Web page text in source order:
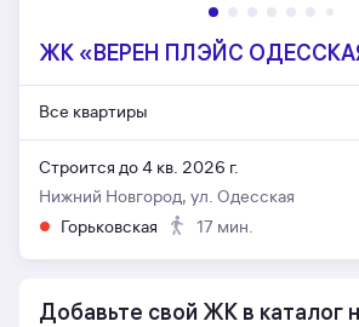
ЖК «ВЕРЕН ПЛЭЙС
Все квартиры
Строится до 4 кв. 2026 г.
Нижний Новгород, ул. Одесская
Горьковская
17 мин.
Добавьте свой ЖК в каталог